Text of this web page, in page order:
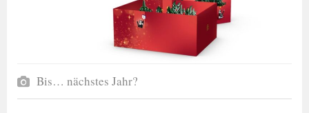
Bis… nächstes Jahr?